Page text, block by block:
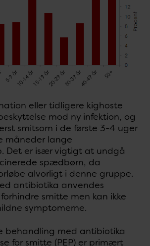
eller tidligere kighoste
mod ny infektion, og
smitsom i de første 3-4 uger
måneder lange
Det er især vigtigt at undgå
spædbørn, da
alvorligt i denne gruppe.
antibiotika anvendes
smitte men kan ikke
symptomerne.
behandling med antibiotika
for smitte (PEP) er primært